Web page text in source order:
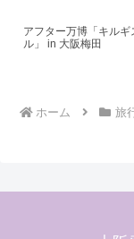
アフター万博「キルギ
ル」 in 大阪梅田
ホーム 旅